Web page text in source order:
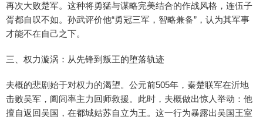
再次大败楚军。这种将勇猛与谋略完美结合的作战风格，连伍子
胥都自叹不如。孙武评价他“勇冠三军，智略兼备”，认为其军事
才能不在自己之下。
三、权力漩涡：从先锋到叛王的堕落轨迹
夫概的悲剧始于对权力的渴望。公元前505年，秦楚联军在沂地
击败吴军，阖闾率主力回师救援。此时，夫概做出惊人举动：他
擅自返回吴国，在都城姑苏自立为王。这一行为暴露出吴国王室